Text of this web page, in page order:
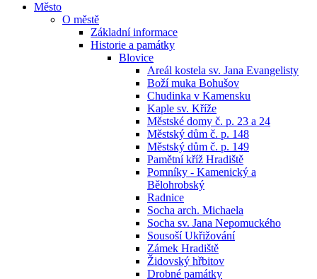
Město
O městě
Základní informace
Historie a památky
Blovice
Areál kostela sv. Jana Evangelisty
Boží muka Bohušov
Chudinka v Kamensku
Kaple sv. Kříže
Městské domy č. p. 23 a 24
Městský dům č. p. 148
Městský dům č. p. 149
Pamětní kříž Hradiště
Pomníky - Kamenický a
Bělohrobský
Radnice
Socha arch. Michaela
Socha sv. Jana Nepomuckého
Sousoší Ukřižování
Zámek Hradiště
Židovský hřbitov
Drobné památky